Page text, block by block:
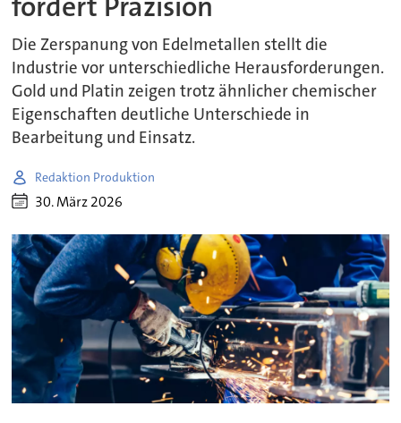
Die Zerspanung von Edelmetallen stellt die
Industrie vor unterschiedliche Herausforderungen.
Gold und Platin zeigen trotz ähnlicher chemischer
Eigenschaften deutliche Unterschiede in
Bearbeitung und Einsatz.
Redaktion Produktion
30. März 2026